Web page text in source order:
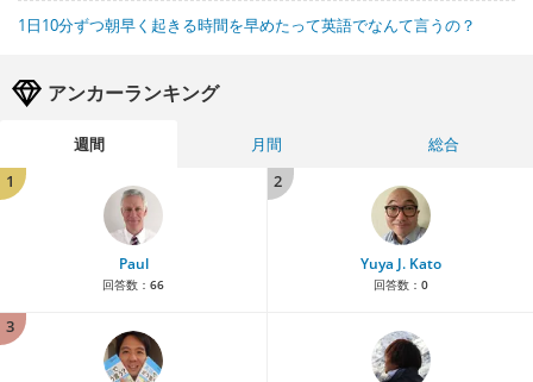
1日10分ずつ朝早く起きる時間を早めたって英語でなんて言うの？
アンカーランキング
週間 月間
総合
1
Paul
回答数： 66
2
Yuya J. Kato
回答数： 0
3